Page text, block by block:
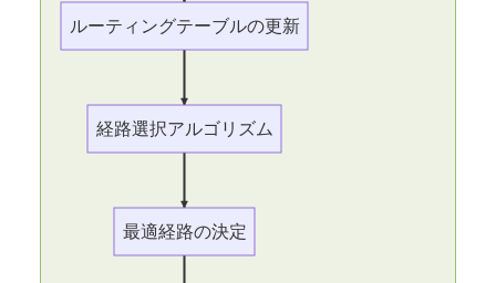
ルーティングテーブルの更新
経路選択アルゴリズム
最適経路の決定